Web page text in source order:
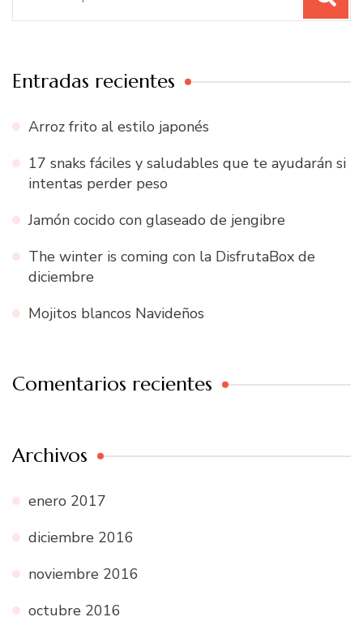
Entradas recientes
Arroz frito al estilo japonés
17 snaks fáciles y saludables que te ayudarán si
intentas perder peso
Jamón cocido con glaseado de jengibre
The winter is coming con la DisfrutaBox de
diciembre
Mojitos blancos Navideños
Comentarios recientes
Archivos
enero 2017
diciembre 2016
noviembre 2016
octubre 2016